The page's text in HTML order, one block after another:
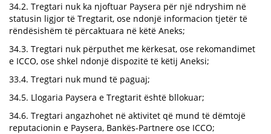
34.2. Tregtari nuk ka njoftuar Paysera për një ndryshim në
statusin ligjor të Tregtarit, ose ndonjë informacion tjetër të
rëndësishëm të përcaktuara në këtë Aneks;
34.3. Tregtari nuk përputhet me kërkesat, ose rekomandimet
e ICCO, ose shkel ndonjë dispozitë të këtij Aneksi;
33.4. Tregtari nuk mund të paguaj;
34.5. Llogaria Paysera e Tregtarit është bllokuar;
34.6. Tregtari angazhohet në aktivitet që mund të dëmtojë
reputacionin e Paysera, Bankës-Partnere ose ICCO;